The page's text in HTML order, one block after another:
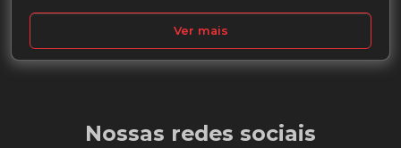
Ver mais
Nossas redes sociais